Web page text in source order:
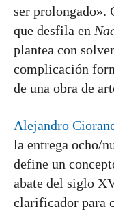
ser prolongado».
que desfila en
plantea con
complicación
de una obra de
Alejandro
la entrega ocho/
define un
abate del siglo
clarificador para